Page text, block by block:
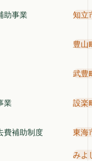
助事業 知立
豊山
武豊
業 設楽
費補助制度 東海
みよ